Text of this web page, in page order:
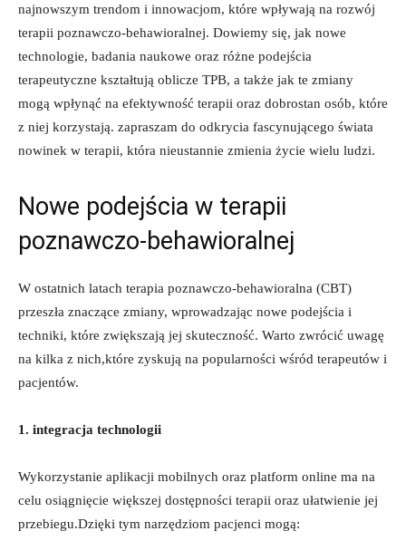
najnowszym trendom i​ innowacjom, które wpływają⁢ na rozwój
‌terapii poznawczo-behawioralnej. Dowiemy się, jak ⁤nowe
technologie, badania naukowe oraz różne ​podejścia
terapeutyczne kształtują oblicze TPB, a także jak te ⁣zmiany
mogą wpłynąć na efektywność terapii oraz dobrostan ‌osób, które
z niej korzystają. ‌zapraszam do odkrycia fascynującego ⁣świata
nowinek w terapii, ⁤która nieustannie zmienia życie wielu ludzi.
Nowe podejścia ‌w ​terapii‌
poznawczo-behawioralnej
W​ ostatnich latach terapia poznawczo-behawioralna (CBT)
przeszła znaczące zmiany, wprowadzając ‍nowe podejścia ‌i
techniki, które zwiększają jej skuteczność. Warto zwrócić uwagę
na kilka z nich,które zyskują⁢ na popularności wśród terapeutów i
pacjentów.
1. integracja ‍technologii
Wykorzystanie aplikacji mobilnych oraz ⁣platform online ‍ma ⁣na
celu osiągnięcie większej dostępności terapii oraz ułatwienie ​jej
przebiegu.Dzięki tym⁢ narzędziom pacjenci mogą: